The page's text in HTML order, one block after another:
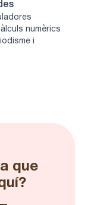
numèrics
i
que